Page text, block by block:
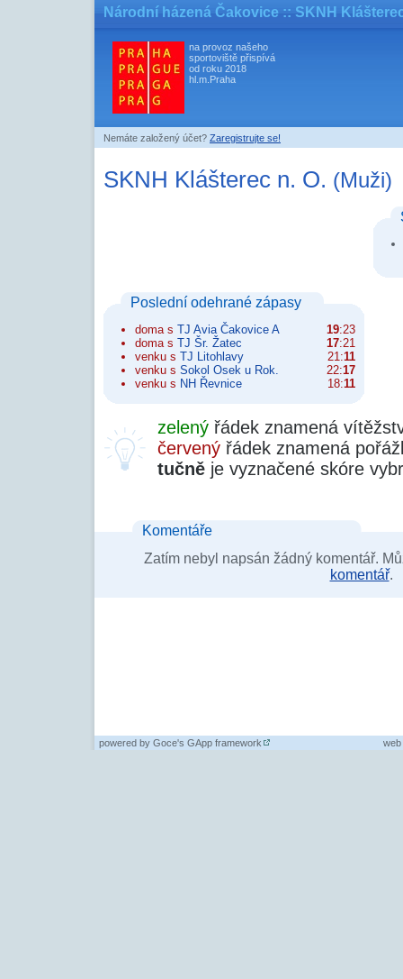
Národní házená Čakovice :: SKNH
na provoz našeho
sportoviště přispívá
od roku 2018
hl.m.Praha
Nemáte založený účet? Zaregistrujte se!
SKNH Klášterec n. O. (Muži)
Poslední odehrané zápasy
19:23
doma s TJ Avia Čakovice A
17:21
doma s TJ Šr. Žatec
21:11
venku s TJ Litohlavy
22:17
venku s Sokol Osek u Rok.
18:11
venku s NH Řevnice
zelený řádek znamená
červený řádek znamená
tučně je vyznačené skóre
Komentáře
Zatím nebyl napsán žádný komentář.
komentář.
powered by Goce's GApp framework